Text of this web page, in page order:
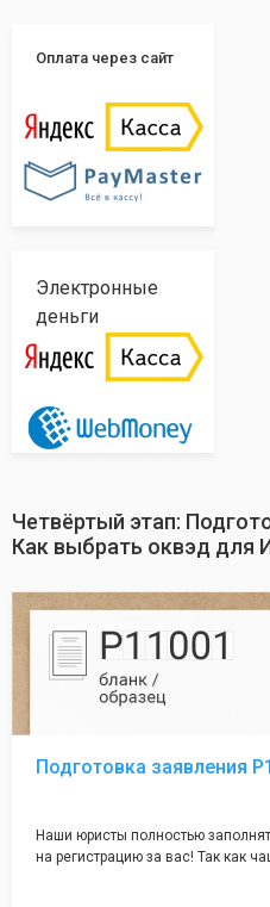
Оплата через сайт
Электронные
деньги
Четвёртый этап:
Как выбрать оквэд для
Подготовка заявления
Наши юристы полностью
на регистрацию за вас! Так как